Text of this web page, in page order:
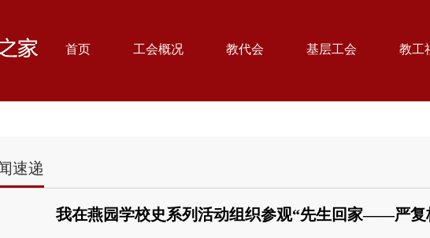
首页 工会概况 教代会 基层工会 教工
速递
我在燕园学校史系列活动组织参观“先生回家——严复